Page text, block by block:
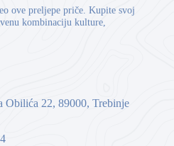
ove preljepe priče. Kupite svoj
kombinaciju kulture,
Obilića 22, 89000, Trebinje